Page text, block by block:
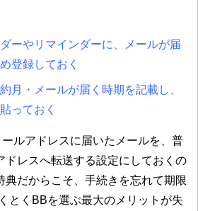
ーやリマインダーに、メールが届
登録しておく
月・メールが届く時期を記載し、
っておく
ルアドレスに届いたメールを、普
ドレスへ転送する設定にしておくの
典だからこそ、手続きを忘れて期限
とくBBを選ぶ最大のメリットが失